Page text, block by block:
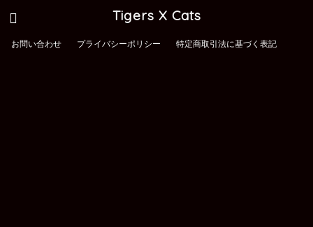
Tigers X Cats
お問い合わせ プライバシーポリシー 特定商取引法に基づく表記